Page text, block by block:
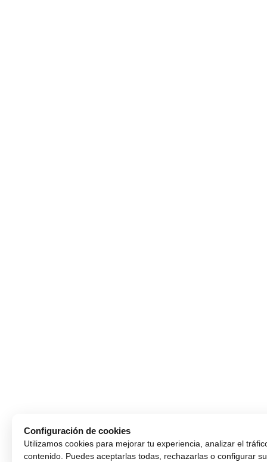
Configuración de cookies
Utilizamos cookies para mejorar tu experiencia, analizar el
contenido. Puedes aceptarlas todas, rechazarlas o configurar